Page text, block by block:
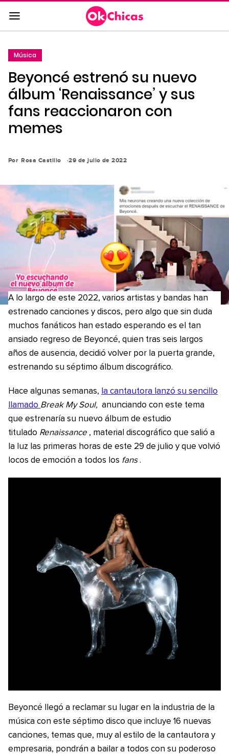
Saltar
al
contenido
a
la
navegación
principal
Música
Beyoncé estrenó su nuevo
álbum ‘Renaissance’ y sus
fans reaccionaron con
memes
Por Rosa Castillo 29 de julio de 2022
A lo largo de este 2022, varios artistas y bandas han
estrenado canciones y discos, pero algo que sin duda
muchos fanáticos han estado esperando es el tan
ansiado regreso de Beyoncé, quien tras seis largos
años de ausencia, decidió volver por la puerta grande,
estrenando su séptimo álbum discográfico.
Hace algunas semanas, la cantautora lanzó su sencillo
llamado Break My Soul, anunciando con este tema
que estrenaría su nuevo álbum de estudio
titulado Renaissance , material discográfico que salió a
la luz las primeras horas de este 29 de julio y que volvió
locos de emoción a todos los fans .
Beyoncé llegó a reclamar su lugar en la industria de la
música con este séptimo disco que incluye 16 nuevas
canciones, temas que, muy al estilo de la cantautora y
empresaria, pondrán a bailar a todos con su poderoso